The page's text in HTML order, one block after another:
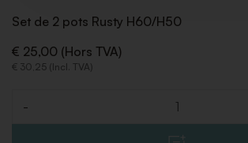
Set de 2 pots Rusty H60/H50
€ 25,00 (Hors TVA)
€ 30,25 (Incl. TVA)
-